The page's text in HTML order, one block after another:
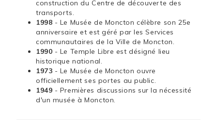
construction du Centre de découverte des
transports.
1998 - Le Musée de Moncton célèbre son 25e
anniversaire et est géré par les Services
communautaires de la Ville de Moncton.
1990 - Le Temple Libre est désigné lieu
historique national.
1973 - Le Musée de Moncton ouvre
officiellement ses portes au public.
1949 - Premières discussions sur la nécessité
d'un musée à Moncton.